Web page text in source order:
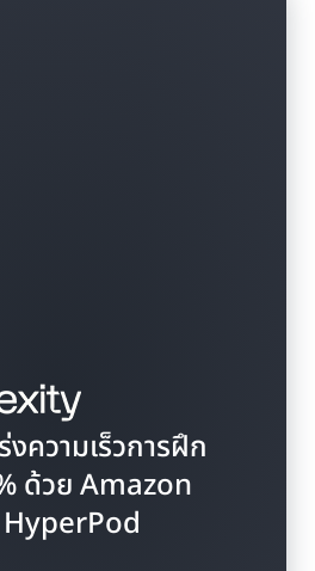
ความเร็วการฝึก
ด้วย Amazon